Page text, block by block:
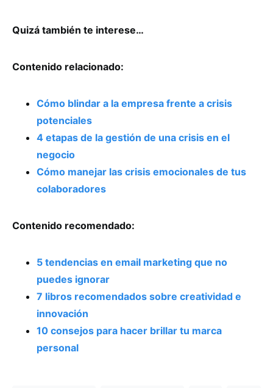
Quizá también te interese…
Contenido relacionado:
Cómo blindar a la empresa frente a crisis
potenciales
4 etapas de la gestión de una crisis en el
negocio
Cómo manejar las crisis emocionales de tus
colaboradores
Contenido recomendado:
5 tendencias en email marketing que no
puedes ignorar
7 libros recomendados sobre creatividad e
innovación
10 consejos para hacer brillar tu marca
personal